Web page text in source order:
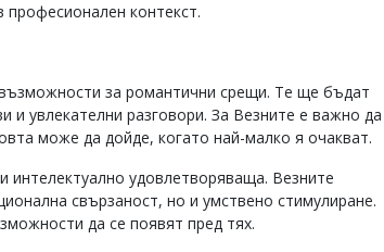
контекст.
за романтични срещи. Те ще бъдат
увлекателни разговори. За Везните е важно да
може да дойде, когато най-малко я очакват.
удовлетворяваща. Везните
свързаност, но и умствено стимулиране.
да се появят пред тях.